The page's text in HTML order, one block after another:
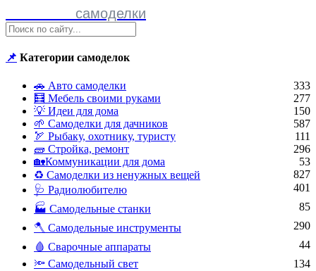
самоделки
📌 Категории самоделок
🚗 Авто самоделки
333
🧮 Мебель своими руками
277
💡 Идеи для дома
150
🌱 Самоделки для дачников
587
🏹 Рыбаку, охотнику, туристу
111
🧱 Стройка, ремонт
296
🏡Коммуникации для дома
53
♻ Самоделки из ненужных вещей
827
🩺 Радиолюбителю
401
🏭 Самодельные станки
85
🪓 Самодельные инструменты
290
🩸 Сварочные аппараты
44
🔦 Самодельный свет
134